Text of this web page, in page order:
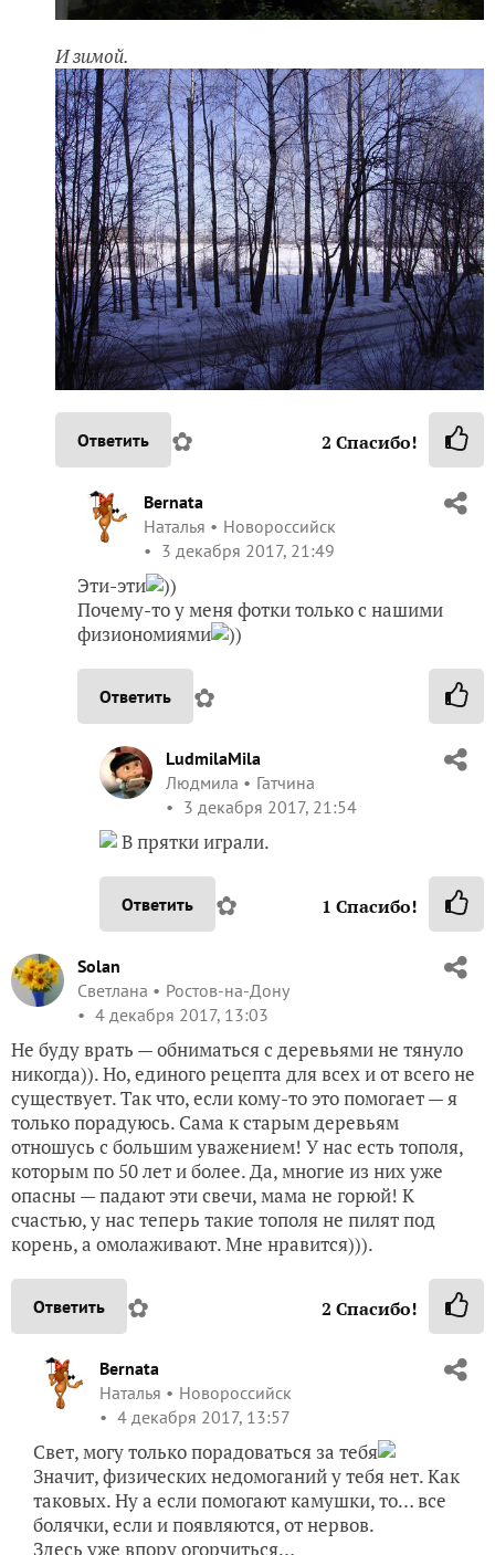
И зимой.
Ответить ✿ 2 Спасибо!
Bernata
Наталья
Новороссийск
3 декабря 2017, 21:49
Эти-эти
))
Почему-то у меня фотки только с нашими
физиономиями
))
Ответить ✿
LudmilaMila
Людмила
Гатчина
3 декабря 2017, 21:54
В прятки играли.
Ответить ✿ 1 Спасибо!
Solan
Светлана
Ростов-на-Дону
4 декабря 2017, 13:03
Не буду врать — обниматься с деревьями не тянуло
никогда)). Но, единого рецепта для всех и от всего не
существует. Так что, если кому-то это помогает — я
только порадуюсь. Сама к старым деревьям
отношусь с большим уважением! У нас есть тополя,
которым по 50 лет и более. Да, многие из них уже
опасны — падают эти свечи, мама не горюй! К
счастью, у нас теперь такие тополя не пилят под
корень, а омолаживают. Мне нравится))).
Ответить ✿ 2 Спасибо!
Bernata
Наталья
Новороссийск
4 декабря 2017, 13:57
Свет, могу только порадоваться за тебя
Значит, физических недомоганий у тебя нет. Как
таковых. Ну а если помогают камушки, то… все
болячки, если и появляются, от нервов.
Здесь уже впору огорчиться…